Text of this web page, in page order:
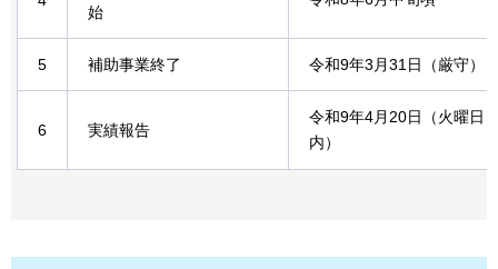
始
5 補助事業終了 令和9年3月31日（厳守）
6 実績報告
令和9年4月20日（火曜日
内）